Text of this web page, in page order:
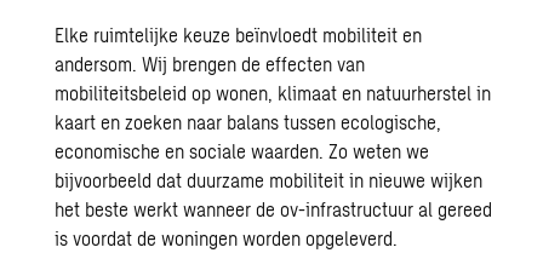
Elke ruimtelijke keuze beïnvloedt mobiliteit en
andersom. Wij brengen de effecten van
mobiliteitsbeleid op wonen, klimaat en natuurherstel in
kaart en zoeken naar balans tussen ecologische,
economische en sociale waarden. Zo weten we
bijvoorbeeld dat duurzame mobiliteit in nieuwe wijken
het beste werkt wanneer de ov-infrastructuur al gereed
is voordat de woningen worden opgeleverd.